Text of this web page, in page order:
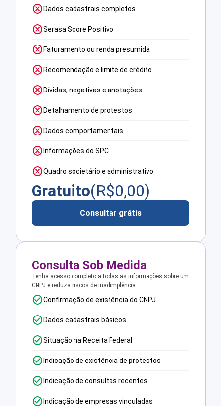
Dados cadastrais completos
Serasa Score Positivo
Faturamento ou renda presumida
Recomendação e limite de crédito
Dívidas, negativas e anotações
Detalhamento de protestos
Dados comportamentais
Informações do SPC
Quadro societário e administrativo
Gratuito(R$0,00)
Consultar grátis
Consulta Sob Medida
Tenha acesso completo a todas as informações sobre um
CNPJ e reduza riscos de inadimplência.
Confirmação de existência do CNPJ
Dados cadastrais básicos
Situação na Receita Federal
Indicação de existência de protestos
Indicação de consultas recentes
Indicação de empresas vinculadas